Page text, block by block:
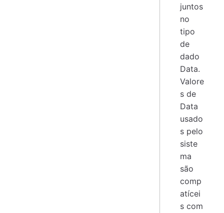
juntos
no
tipo
de
dado
Data.
Valore
s de
Data
usado
s pelo
siste
ma
são
comp
atícei
s com